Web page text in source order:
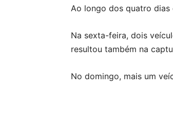
Ao longo dos quatro dias
Na sexta-feira, dois
resultou também na
No domingo, mais um